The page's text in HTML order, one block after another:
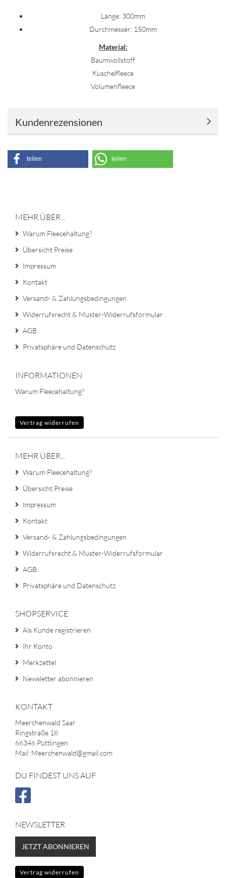
Länge: 300mm
Durchmesser: 150mm
Material:
Baumwollstoff
Kuschelfleece
Volumenfleece
Kundenrezensionen
teilen teilen
MEHR ÜBER...
Warum Fleecehaltung?
Übersicht Preise
Impressum
Kontakt
Versand- & Zahlungsbedingungen
Widerrufsrecht & Muster-Widerrufsformular
AGB
Privatsphäre und Datenschutz
INFORMATIONEN
Warum Fleecehaltung?
Vertrag widerrufen
MEHR ÜBER...
Warum Fleecehaltung?
Übersicht Preise
Impressum
Kontakt
Versand- & Zahlungsbedingungen
Widerrufsrecht & Muster-Widerrufsformular
AGB
Privatsphäre und Datenschutz
SHOPSERVICE
Als Kunde registrieren
Ihr Konto
Merkzettel
Newsletter abonnieren
KONTAKT
Meerchenwald Saar
Ringstraße 18
66346 Püttlingen
Mail: Meerchenwald@gmail.com
DU FINDEST UNS AUF
NEWSLETTER
JETZT ABONNIEREN
Vertrag widerrufen